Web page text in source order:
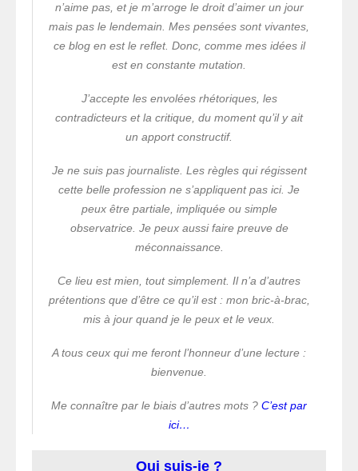
n’aime pas, et je m’arroge le droit d’aimer un jour
mais pas le lendemain. Mes pensées sont vivantes,
ce blog en est le reflet. Donc, comme mes idées il
est en constante mutation.
J’accepte les envolées rhétoriques, les
contradicteurs et la critique, du moment qu’il y ait
un apport constructif.
Je ne suis pas journaliste. Les règles qui régissent
cette belle profession ne s’appliquent pas ici. Je
peux être partiale, impliquée ou simple
observatrice. Je peux aussi faire preuve de
méconnaissance.
Ce lieu est mien, tout simplement. Il n’a d’autres
prétentions que d’être ce qu’il est : mon bric-à-brac,
mis à jour quand je le peux et le veux.
A tous ceux qui me feront l’honneur d’une lecture :
bienvenue.
Me connaître par le biais d’autres mots ? C’est par
ici…
Qui suis-je ?